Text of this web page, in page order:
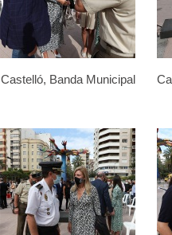
Castelló, Banda Municipal